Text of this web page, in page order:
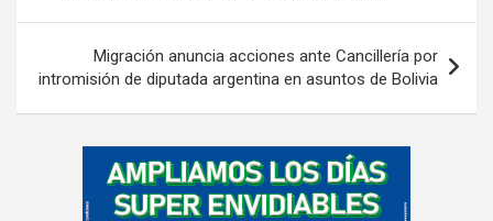
entradas
Migración anuncia acciones ante Cancillería por
intromisión de diputada argentina en asuntos de Bolivia